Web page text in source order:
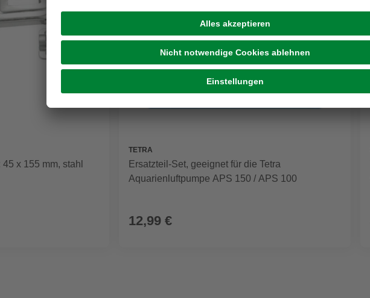
x 155 mm, stahl
TETRA
Ersatzteil-Set, geeignet für die Tetra
Aquarienluftpumpe APS 150 / APS 100
12,99 €